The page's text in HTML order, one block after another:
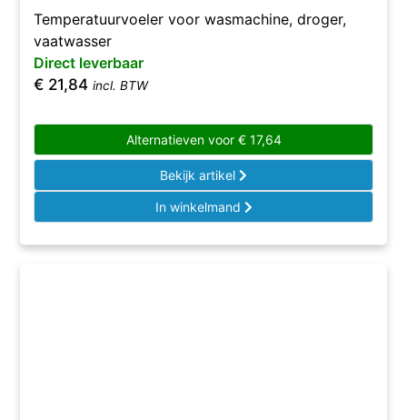
Temperatuurvoeler voor wasmachine, droger,
vaatwasser
Direct leverbaar
€ 21,84 incl. BTW
Alternatieven voor €17,64
Bekijk artikel
In winkelmand